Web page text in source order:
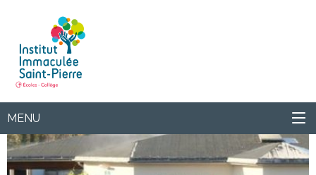
Institut
MENU